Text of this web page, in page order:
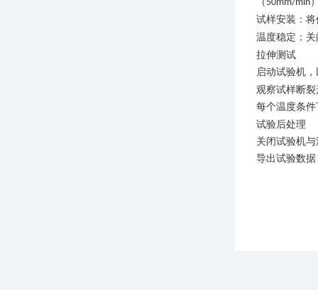
50mm/min
试样安装 ：
温度稳定 ：
拉伸测试
启动试验机
观察试样断
每个温度条
试验后处理
关闭试验机
导出试验数